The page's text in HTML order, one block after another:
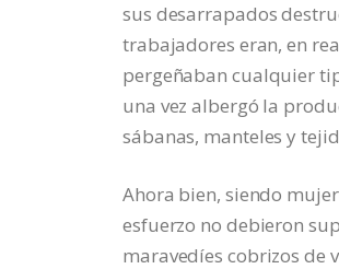
sus desarrapados
trabajadores eran, en
pergeñaban cualquier
una vez albergó la
sábanas, manteles y
Ahora bien, siendo
esfuerzo no debieron
maravedíes cobrizos de